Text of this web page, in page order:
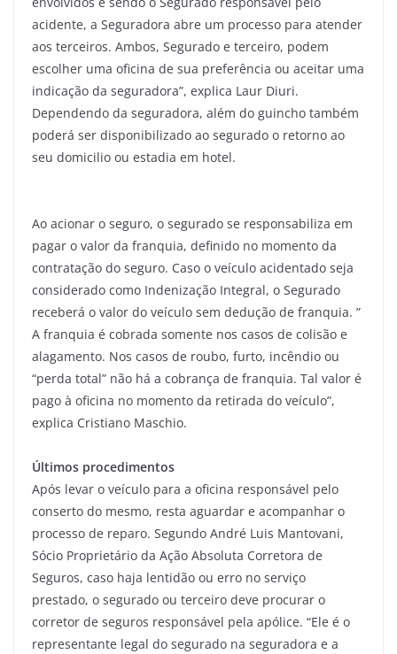
acidente, a Seguradora abre um processo para atender
aos terceiros. Ambos, Segurado e terceiro, podem
escolher uma oficina de sua preferência ou aceitar uma
indicação da seguradora”, explica Laur Diuri.
Dependendo da seguradora, além do guincho também
poderá ser disponibilizado ao segurado o retorno ao
seu domicilio ou estadia em hotel.
Ao acionar o seguro, o segurado se responsabiliza em
pagar o valor da franquia, definido no momento da
contratação do seguro. Caso o veículo acidentado seja
considerado como Indenização Integral, o Segurado
receberá o valor do veículo sem dedução de franquia. ”
A franquia é cobrada somente nos casos de colisão e
alagamento. Nos casos de roubo, furto, incêndio ou
“perda total” não há a cobrança de franquia. Tal valor é
pago à oficina no momento da retirada do veículo”,
explica Cristiano Maschio.
Últimos procedimentos
Após levar o veículo para a oficina responsável pelo
conserto do mesmo, resta aguardar e acompanhar o
processo de reparo. Segundo André Luis Mantovani,
Sócio Proprietário da Ação Absoluta Corretora de
Seguros, caso haja lentidão ou erro no serviço
prestado, o segurado ou terceiro deve procurar o
corretor de seguros responsável pela apólice. “Ele é o
representante legal do segurado na seguradora e a